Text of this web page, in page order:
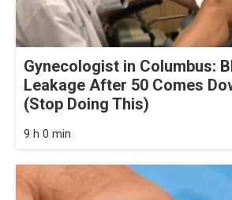
Gynecologist in Columbus:
Leakage After 50 Comes
(Stop Doing This)
9 h 0 min